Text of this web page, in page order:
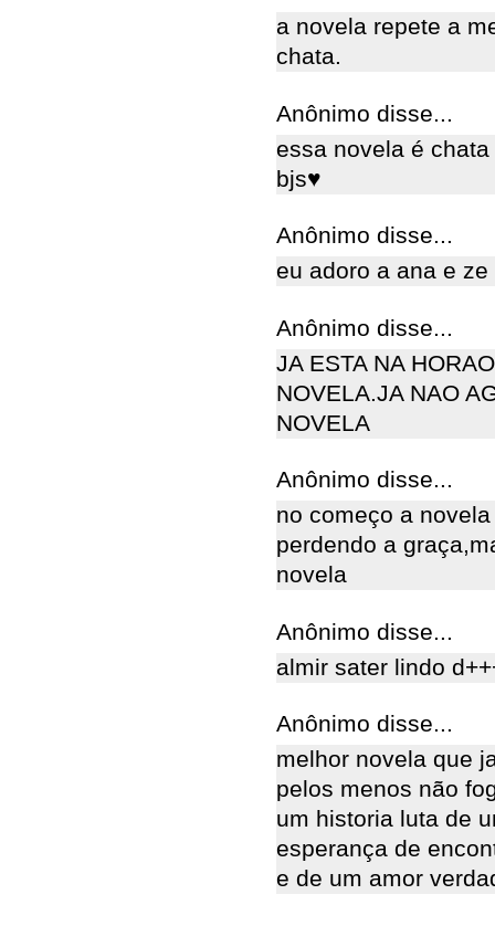
a novela repete a
chata.
Anônimo disse...
essa novela é
bjs♥
Anônimo disse...
eu adoro a ana e
Anônimo disse...
JA ESTA NA
NOVELA.JA NAO
NOVELA
Anônimo disse...
no começo a
perdendo a
novela
Anônimo disse...
almir sater lindo
Anônimo disse...
melhor novela que
pelos menos não
um historia luta de
esperança de
e de um amor